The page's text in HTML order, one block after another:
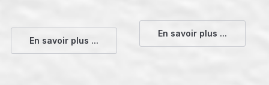
En savoir plus ...
En savoir plus ...